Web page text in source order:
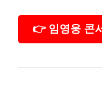
👉 임영웅 콘